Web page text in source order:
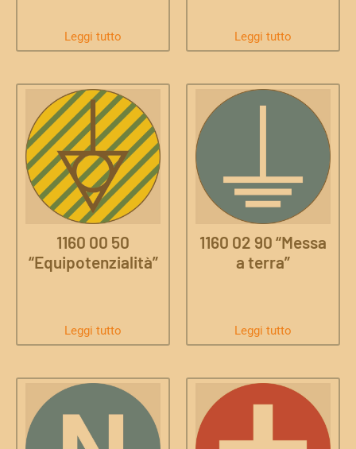
Leggi tutto Leggi tutto
1160 00 50
“Equipotenzialità”
Leggi tutto
1160 02 90 “Messa
a terra”
Leggi tutto